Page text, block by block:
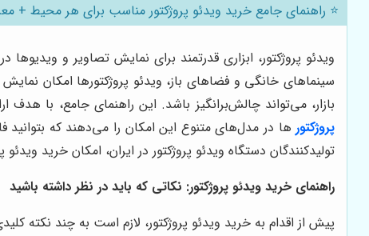
⭐️ راهنمای جامع خرید ویدئو پروژکتور مناسب برای هر محیط +
ویدئو پروژکتور، ابزاری قدرتمند برای نمایش تصاویر و
سینماهای خانگی و فضاهای باز، ویدئو پروژکتورها امکان
بازار، می‌تواند چالش‌برانگیز باشد. این راهنمای جامع، با
پروژکتورها در مدل‌های متنوع این امکان را می‌دهند که بتوانید
تولیدکنندگان دستگاه ویدئو پروژکتور در ایران، امکان خرید
راهنمای خرید ویدئو پروژکتور: نکاتی که باید در نظر داشته باشید
پیش از اقدام به خرید ویدئو پروژکتور، لازم است به چند نکته